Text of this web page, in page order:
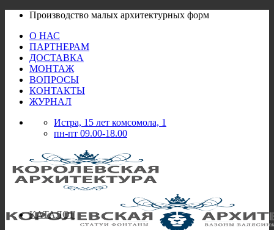
Skip
content
Производство малых архитектурных форм
О НАС
ПАРТНЕРАМ
ДОСТАВКА
МОНТАЖ
ВОПРОСЫ
КОНТАКТЫ
ЖУРНАЛ
Истра, 15 лет комсомола, 1
пн-пт 09.00-18.00
КАТАЛОГ